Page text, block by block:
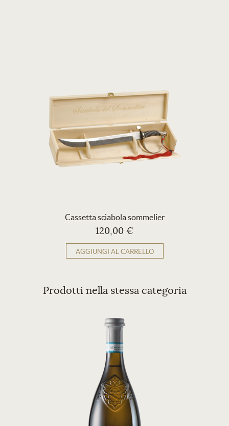
Cassetta sciabola sommelier
120,00 €
AGGIUNGI AL CARRELLO
Prodotti nella stessa categoria